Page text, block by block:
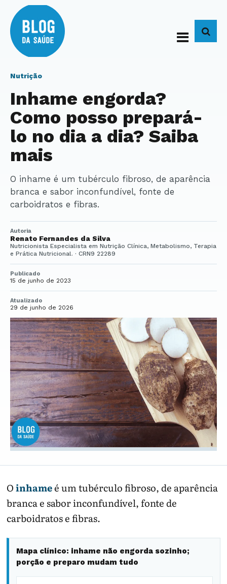
Nutrição
Inhame engorda?
Como posso prepará-
lo no dia a dia? Saiba
mais
O inhame é um tubérculo fibroso, de aparência
branca e sabor inconfundível, fonte de
carboidratos e fibras.
Autoria
Renato Fernandes da Silva
Nutricionista Especialista em Nutrição Clínica, Metabolismo, Terapia
e Prática Nutricional. · CRN9 22289
Publicado
15 de junho de 2023
Atualizado
29 de junho de 2026
Oinhameé um tubérculo fibroso, de aparência
branca e sabor inconfundível, fonte de
carboidratos e fibras.
Mapa clínico: inhame não engorda sozinho;
porção e preparo mudam tudo